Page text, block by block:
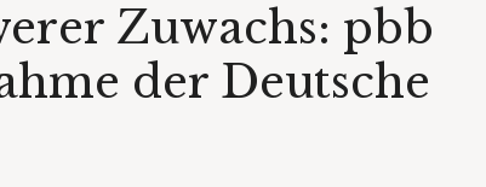
Zuwachs: pbb
der Deutsche